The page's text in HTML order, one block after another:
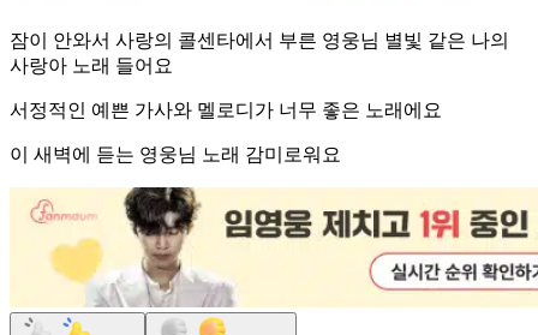
잠이 안와서 사랑의 콜센타에서 부른 영웅님 별빛 같은 나의
사랑아 노래 들어요
서정적인 예쁜 가사와 멜로디가 너무 좋은 노래에요
이 새벽에 듣는 영웅님 노래 감미로워요